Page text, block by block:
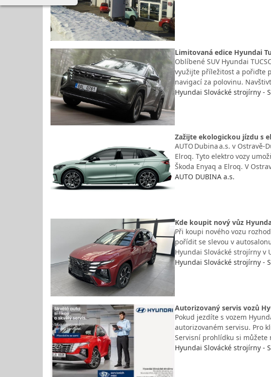
Limitovaná edice Hyundai
Oblíbené SUV Hyundai
využijte příležitost a pořiďte
navigací za polovinu.
Hyundai Slovácké strojírny -
Zažijte ekologickou jízdu s
AUTO Dubina a.s. v
Elroq. Tyto elektro vozy
Škoda Enyaq a Elroq. V
AUTO DUBINA a.s.
Kde koupit nový vůz
Při koupi nového vozu
pořídit se slevou v
Hyundai Slovácké strojírny v
Hyundai Slovácké strojírny -
Autorizovaný servis vozů
Pokud jezdíte s vozem
autorizovaném servisu. Pro
Servisní prohlídku si můžete
Hyundai Slovácké strojírny -